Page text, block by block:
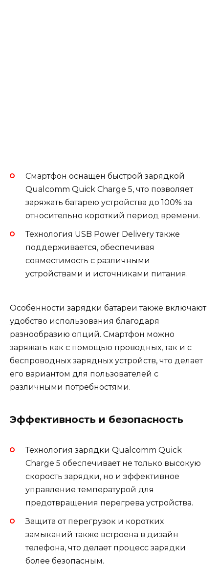
Смартфон оснащен быстрой зарядкой
Qualcomm Quick Charge 5, что позволяет
заряжать батарею устройства до 100% за
относительно короткий период времени.
Технология USB Power Delivery также
поддерживается, обеспечивая
совместимость с различными
устройствами и источниками питания.
Особенности зарядки батареи также включают
удобство использования благодаря
разнообразию опций. Смартфон можно
заряжать как с помощью проводных, так и с
беспроводных зарядных устройств, что делает
его вариантом для пользователей с
различными потребностями.
Эффективность и безопасность
Технология зарядки Qualcomm Quick
Charge 5 обеспечивает не только высокую
скорость зарядки, но и эффективное
управление температурой для
предотвращения перегрева устройства.
Защита от перегрузок и коротких
замыканий также встроена в дизайн
телефона, что делает процесс зарядки
более безопасным.